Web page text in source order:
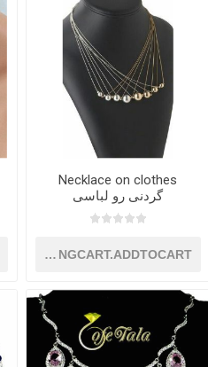
Necklace on clothes
گردنی رو لباسی
SHOPPINGCART.ADDTOCART